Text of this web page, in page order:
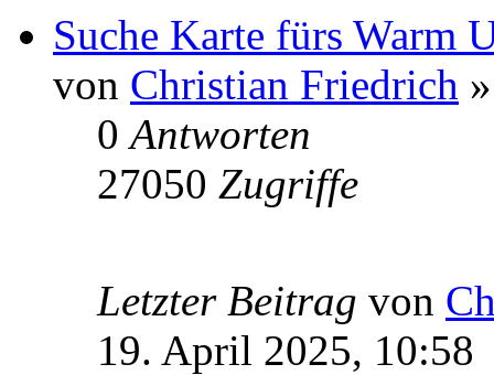
Suche Karte fürs Warm
von Christian Friedrich
0Antworten
27050 Zugriffe
Letzter Beitrag von
19. April 2025, 10:58